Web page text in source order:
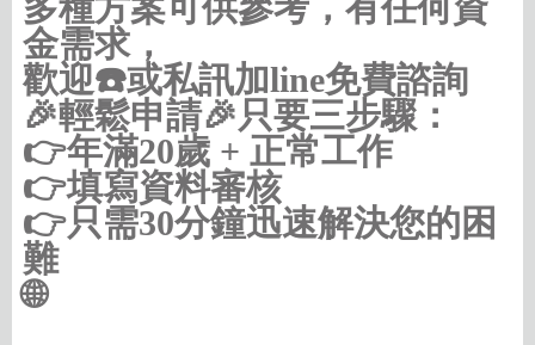
多種方案可供參考，有任何資
金需求，
歡迎☎️或私訊加line免費諮詢
🎉輕鬆申請🎉只要三步驟：
👉年滿20歲 + 正常工作
👉填寫資料審核
👉只需30分鐘迅速解決您的困
難
🌐